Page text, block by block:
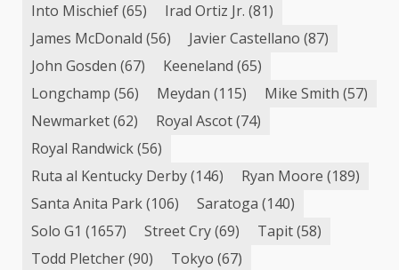
Into Mischief(65) Irad Ortiz Jr. (81)
James McDonald (56) Javier Castellano (87)
John Gosden (67) Keeneland (65)
Longchamp (56) Meydan (115) Mike Smith (57)
Newmarket(62) Royal Ascot(74)
Royal Randwick(56)
Ruta al Kentucky Derby(146) Ryan Moore (189)
Santa Anita Park(106) Saratoga (140)
Solo G1 (1657) Street Cry(69) Tapit(58)
Todd Pletcher(90) Tokyo (67)